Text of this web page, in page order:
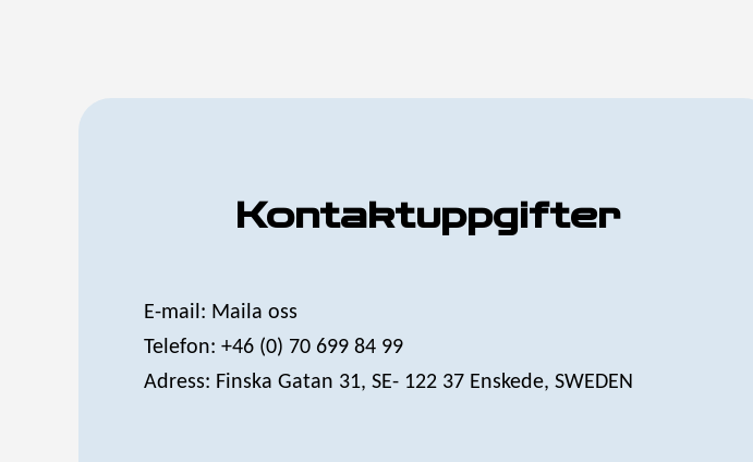
Kontaktuppgifter
E-mail: Maila oss
Telefon: +46 (0) 70 699 84 99
Adress: Finska Gatan 31, SE- 122 37 Enskede, SWEDEN